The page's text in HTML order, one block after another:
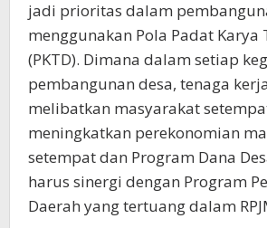
jadi prioritas dalam
menggunakan Pola Padat Karya
(PKTD). Dimana dalam setiap
pembangunan desa, tenaga
melibatkan masyarakat
meningkatkan perekonomian
setempat dan Program Dana
harus sinergi dengan Program
Daerah yang tertuang dalam